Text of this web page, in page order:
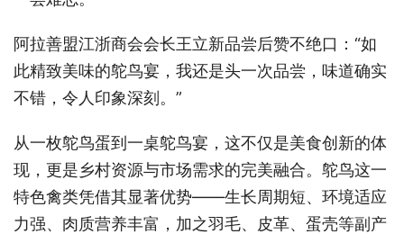
阿拉善盟江浙商会会长王立新品尝后赞不绝口：“如
此精致美味的鸵鸟宴，我还是头一次品尝，味道确实
不错，令人印象深刻。”
从一枚鸵鸟蛋到一桌鸵鸟宴，这不仅是美食创新的体
现，更是乡村资源与市场需求的完美融合。鸵鸟这一
特色禽类凭借其显著优势——生长周期短、环境适应
力强、肉质营养丰富，加之羽毛、皮革、蛋壳等副产